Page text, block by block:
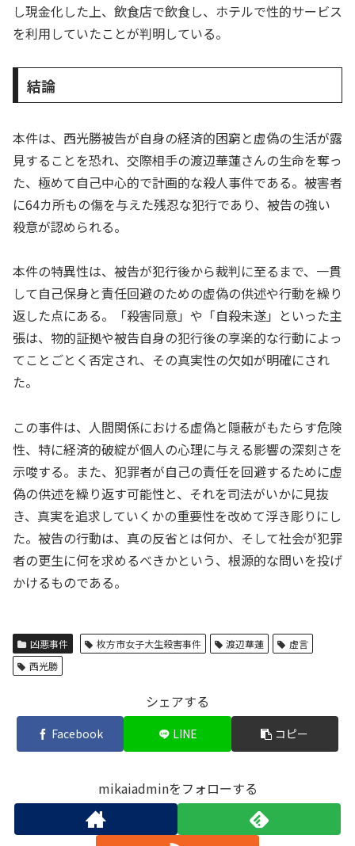
し現金化した上、飲食店で飲食し、ホテルで性的サービス
を利用していたことが判明している。
結論
本件は、西光勝被告が自身の経済的困窮と虚偽の生活が露
見することを恐れ、交際相手の渡辺華蓮さんの生命を奪っ
た、極めて自己中心的で計画的な殺人事件である。被害者
に64カ所もの傷を与えた残忍な犯行であり、被告の強い
殺意が認められる。
本件の特異性は、被告が犯行後から裁判に至るまで、一貫
して自己保身と責任回避のための虚偽の供述や行動を繰り
返した点にある。「殺害同意」や「自殺未遂」といった主
張は、物的証拠や被告自身の犯行後の享楽的な行動によっ
てことごとく否定され、その真実性の欠如が明確にされ
た。
この事件は、人間関係における虚偽と隠蔽がもたらす危険
性、特に経済的破綻が個人の心理に与える影響の深刻さを
示唆する。また、犯罪者が自己の責任を回避するために虚
偽の供述を繰り返す可能性と、それを司法がいかに見抜
き、真実を追求していくかの重要性を改めて浮き彫りにし
た。被告の行動は、真の反省とは何か、そして社会が犯罪
者の更生に何を求めるべきかという、根源的な問いを投げ
かけるものである。
凶悪事件 枚方市女子大生殺害事件 渡辺華蓮
虚言
西光勝
シェアする
Facebook LINE コピー
mikaiadminをフォローする